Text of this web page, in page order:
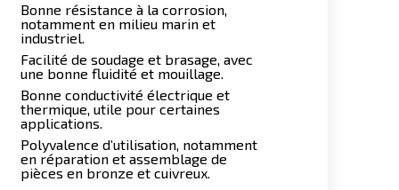
Bonne résistance à la corrosion,
notamment en milieu marin et
industriel.
Facilité de soudage et brasage, avec
une bonne fluidité et mouillage.
Bonne conductivité électrique et
thermique, utile pour certaines
applications.
Polyvalence d’utilisation, notamment
en réparation et assemblage de
pièces en bronze et cuivreux.